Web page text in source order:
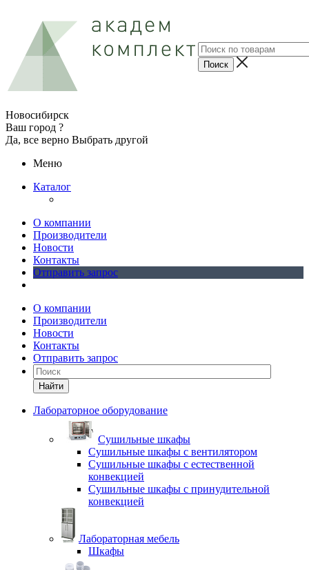
Новосибирск
Ваш город ?
Да, все верно Выбрать другой
Меню
Каталог
О компании
Производители
Новости
Контакты
Отправить запрос
О компании
Производители
Новости
Контакты
Отправить запрос
Найти
Лабораторное оборудование
Cушильные шкафы
Сушильные шкафы с вентилятором
Сушильные шкафы с естественной
конвекцией
Сушильные шкафы с принудительной
конвекцией
Лабораторная мебель
Шкафы